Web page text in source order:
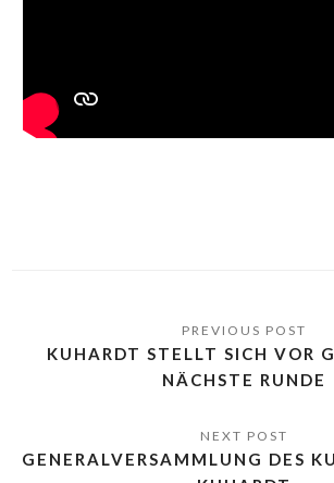
KUHARDT STELLT SICH VOR
NÄCHSTE RUNDE
GENERALVERSAMMLUNG DES